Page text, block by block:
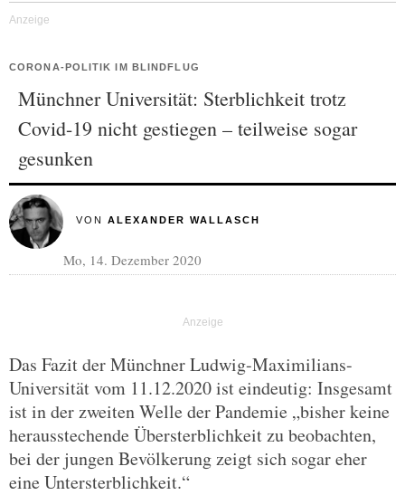
CORONA-POLITIK IM BLINDFLUG
Münchner Universität: Sterblichkeit trotz
Covid-19 nicht gestiegen – teilweise sogar
gesunken
VON ALEXANDER WALLASCH
Mo, 14. Dezember 2020
Das Fazit der Münchner Ludwig-Maximilians-
Universität vom 11.12.2020 ist eindeutig: Insgesamt
ist in der zweiten Welle der Pandemie „bisher keine
herausstechende Übersterblichkeit zu beobachten,
bei der jungen Bevölkerung zeigt sich sogar eher
eine Untersterblichkeit.“